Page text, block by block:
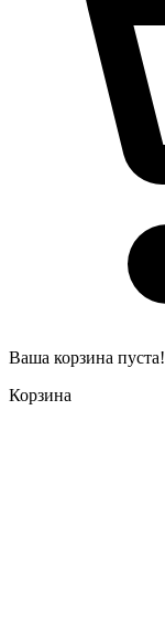
Ваша корзина пуста!
Корзина